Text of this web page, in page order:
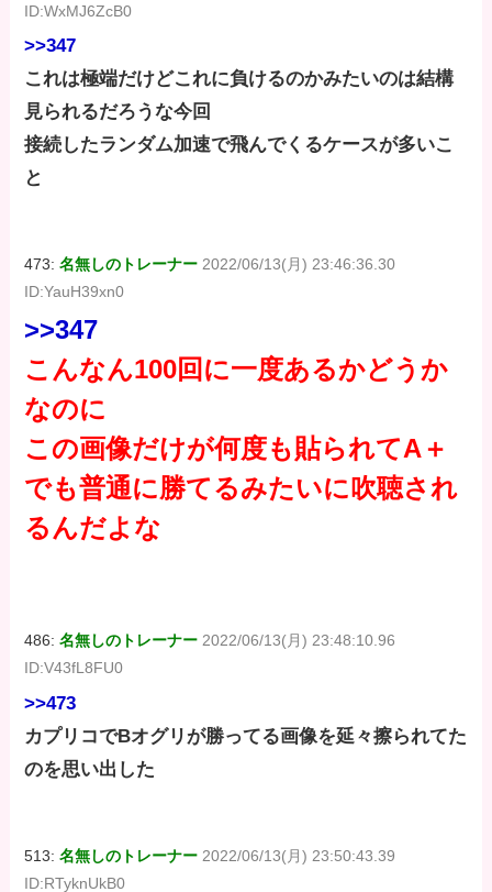
ID:WxMJ6ZcB0
>>347
これは極端だけどこれに負けるのかみたいのは結構
見られるだろうな今回
接続したランダム加速で飛んでくるケースが多いこ
と
473:名無しのトレーナー 2022/06/13(月) 23:46:36.30
ID:YauH39xn0
>>347
こんなん100回に一度あるかどうか
なのに
この画像だけが何度も貼られてA＋
でも普通に勝てるみたいに吹聴され
るんだよな
486:名無しのトレーナー 2022/06/13(月) 23:48:10.96
ID:V43fL8FU0
>>473
カプリコでBオグリが勝ってる画像を延々擦られてた
のを思い出した
513:名無しのトレーナー 2022/06/13(月) 23:50:43.39
ID:RTyknUkB0